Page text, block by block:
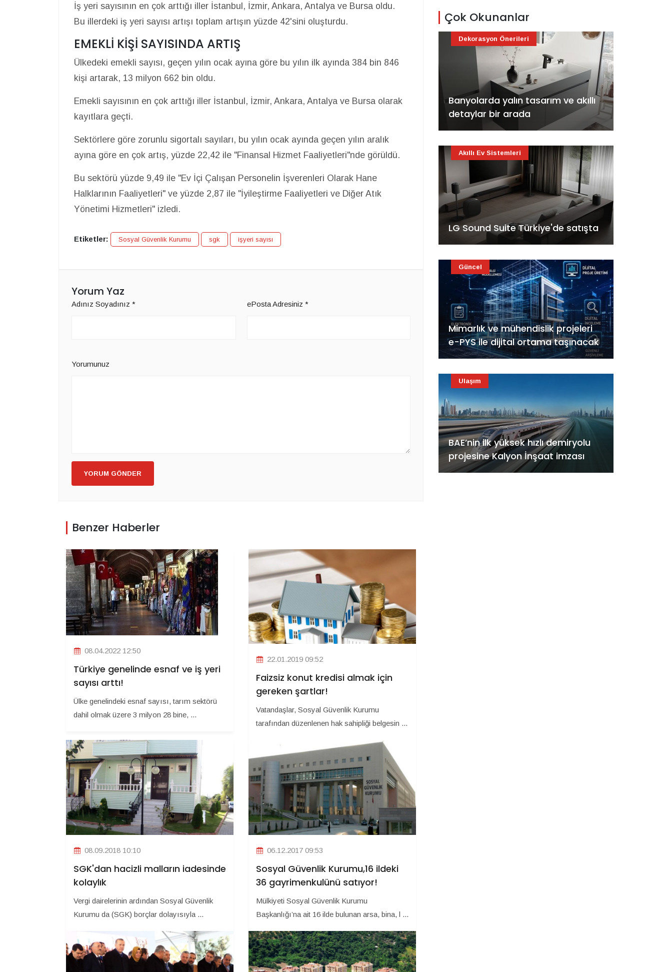
İş yeri sayısının en çok arttığı iller İstanbul, İzmir, Ankara, Antalya ve Bursa oldu.
Bu illerdeki iş yeri sayısı artışı toplam artışın yüzde 42'sini oluşturdu.
EMEKLİ KİŞİ SAYISINDA ARTIŞ
Ülkedeki emekli sayısı, geçen yılın ocak ayına göre bu yılın ilk ayında 384 bin 846
kişi artarak, 13 milyon 662 bin oldu.
Emekli sayısının en çok arttığı iller İstanbul, İzmir, Ankara, Antalya ve Bursa olarak
kayıtlara geçti.
Sektörlere göre zorunlu sigortalı sayıları, bu yılın ocak ayında geçen yılın aralık
ayına göre en çok artış, yüzde 22,42 ile "Finansal Hizmet Faaliyetleri"nde görüldü.
Bu sektörü yüzde 9,49 ile "Ev İçi Çalışan Personelin İşverenleri Olarak Hane
Halklarının Faaliyetleri" ve yüzde 2,87 ile "İyileştirme Faaliyetleri ve Diğer Atık
Yönetimi Hizmetleri" izledi.
Etiketler: Sosyal Güvenlik Kurumu sgk işyeri sayısı
Yorum Yaz
Adınız Soyadınız * ePosta Adresiniz *
Yorumunuz
YORUM GÖNDER
Benzer Haberler
08.04.2022 12:50
Türkiye genelinde esnaf ve iş yeri
sayısı arttı!
Ülke genelindeki esnaf sayısı, tarım sektörü
dahil olmak üzere 3 milyon 28 bine, ...
22.01.2019 09:52
Faizsiz konut kredisi almak için
gereken şartlar!
Vatandaşlar, Sosyal Güvenlik Kurumu
tarafından düzenlenen hak sahipliği belgesin ...
08.09.2018 10:10
SGK'dan hacizli malların iadesinde
kolaylık
Vergi dairelerinin ardından Sosyal Güvenlik
Kurumu da (SGK) borçlar dolayısıyla ...
06.12.2017 09:53
Sosyal Güvenlik Kurumu,16 ildeki
36 gayrimenkulünü satıyor!
Mülkiyeti Sosyal Güvenlik Kurumu
Başkanlığı’na ait 16 ilde bulunan arsa, bina, l ...
Çok Okunanlar
Banyolarda yalın tasarım ve akıllı
detaylar bir arada
Dekorasyon Önerileri
LG Sound Suite Türkiye'de satışta
Akıllı Ev Sistemleri
Mimarlık ve mühendislik projeleri
e-PYS ile dijital ortama taşınacak
Güncel
BAE’nin ilk yüksek hızlı demiryolu
projesine Kalyon İnşaat imzası
Ulaşım